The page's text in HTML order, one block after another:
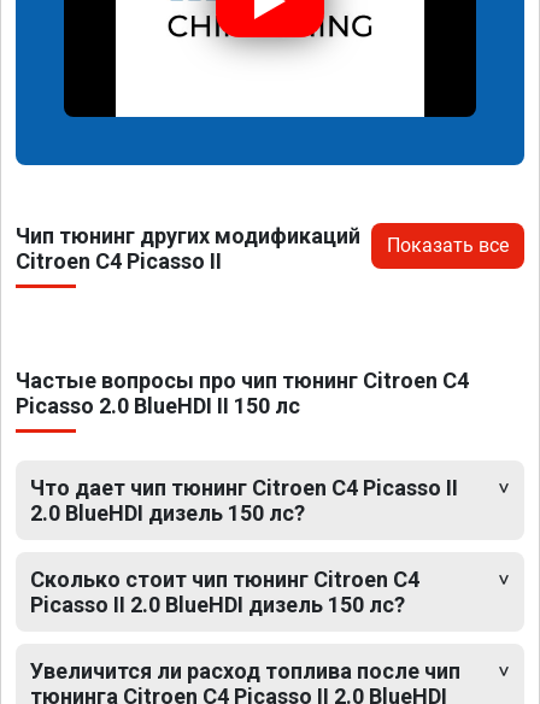
Чип тюнинг других модификаций
Citroen C4 Picasso II
Показать все
Частые вопросы про чип тюнинг Citroen C4
Picasso 2.0 BlueHDI II 150 лс
Что дает чип тюнинг Citroen C4 Picasso II
2.0 BlueHDI дизель 150 лс?
Сколько стоит чип тюнинг Citroen C4
Picasso II 2.0 BlueHDI дизель 150 лс?
Увеличится ли расход топлива после чип
тюнинга Citroen C4 Picasso II 2.0 BlueHDI